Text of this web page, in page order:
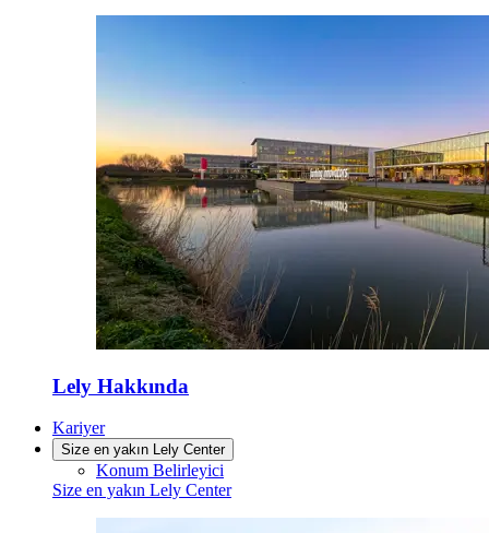
Lely Hakkında
Kariyer
Size en yakın Lely Center
Konum Belirleyici
Size en yakın Lely Center